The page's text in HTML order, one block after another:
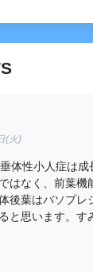
(火)
体性小人症は
はなく、前葉機
後葉はバソプレ
と思います。す